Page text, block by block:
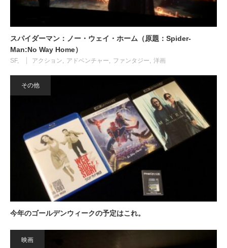
スパイダーマン：ノー・ウェイ・ホーム（原題：Spider-
Man:No Way Home）
SF アクション アドベンチャー ファンタジー 洋画
その他
今年のゴールデンウィークの予定はこれ。
映画